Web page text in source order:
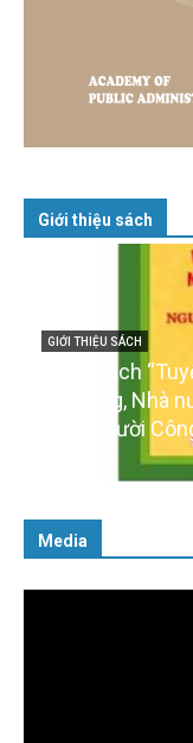
Giới thiệu sách
GIỚI THIỆU SÁCH
Cuốn sách
với Đảng, Nhà
cách người
Media